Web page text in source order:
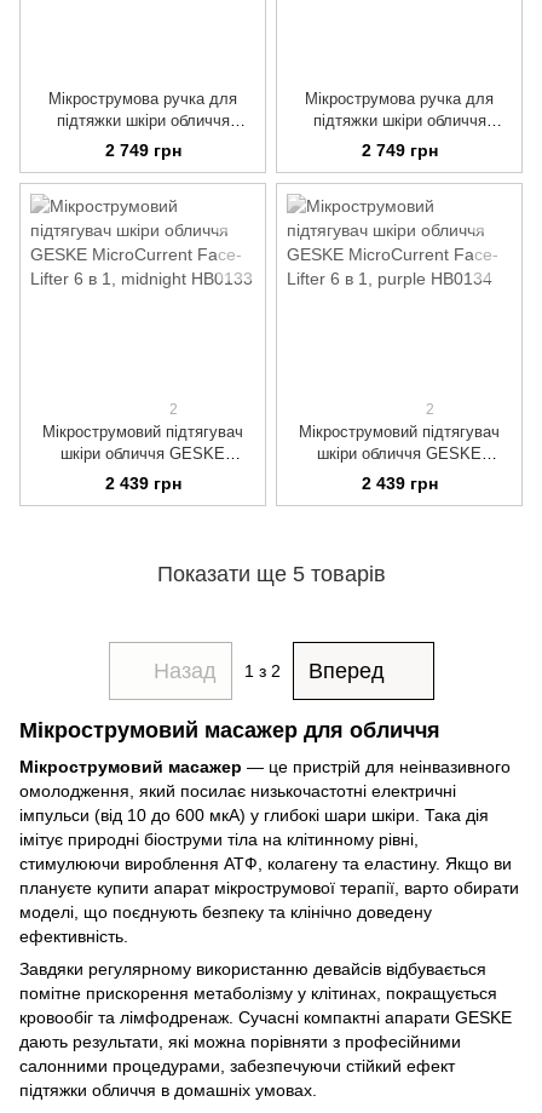
Мікрострумова ручка для
підтяжки шкіри обличчя
GESKE MicroCurrent Face-Lift
Pen 6 в 1 by Hello Kitty, purple
2 749 грн
Мікрострумова ручка для
підтяжки шкіри обличчя
GESKE MicroCurrent Face-Lift
Pen 6 в 1 by Hello Kitty, pink
2 749 грн
2
Мікрострумовий підтягувач
шкіри обличчя GESKE
MicroCurrent Face-Lifter 6 в 1,
midnight
2 439 грн
2
Мікрострумовий підтягувач
шкіри обличчя GESKE
MicroCurrent Face-Lifter 6 в 1,
purple
2 439 грн
Показати ще 5 товарів
Назад 1 з 2 Вперед
Мікрострумовий масажер для обличчя
Мікрострумовий масажер — це пристрій для неінвазивного
омолодження, який посилає низькочастотні електричні
імпульси (від 10 до 600 мкА) у глибокі шари шкіри. Така дія
імітує природні біоструми тіла на клітинному рівні,
стимулюючи вироблення АТФ, колагену та еластину. Якщо ви
плануєте купити апарат мікрострумової терапії, варто обирати
моделі, що поєднують безпеку та клінічно доведену
ефективність.
Завдяки регулярному використанню девайсів відбувається
помітне прискорення метаболізму у клітинах, покращується
кровообіг та лімфодренаж. Сучасні компактні апарати GESKE
дають результати, які можна порівняти з професійними
салонними процедурами, забезпечуючи стійкий ефект
підтяжки обличчя в домашніх умовах.